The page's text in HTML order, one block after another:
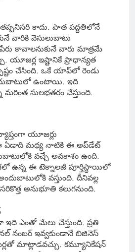
కాదు. పాత పద్ధతిలోనే
వారికి వెసులుబాటు
కావాలనుకునే వారు మాత్రమే
యూజర్ల ఇష్టానికే ప్రాధాన్యత
స్పష్టం చేసింది. ఒకే యాప్‌లో రెండు
ఉంటాయి. ఇది
సులభతరం చేస్తుంది.
యూజర్లు
ఈ ఏడాది మధ్య నాటికి ఈ అప్‌డేట్
వచ్చే అవకాశం ఉంది.
ఉన్న ఈ టెక్నాలజీ పూర్తిస్థాయిలో
వస్తుంది. దీనివల్ల
అనుభూతి కలుగనుంది.
ఇది ఎంతో మేలు చేస్తుంది. ప్రతి
నంబర్ ఇవ్వకుండానే బిజినెస్
మాట్లాడవచ్చు. కమ్యూనికేషన్